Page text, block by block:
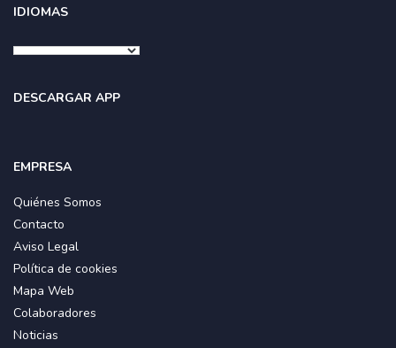
IDIOMAS
DESCARGAR APP
EMPRESA
Quiénes Somos
Contacto
Aviso Legal
Política de cookies
Mapa Web
Colaboradores
Noticias